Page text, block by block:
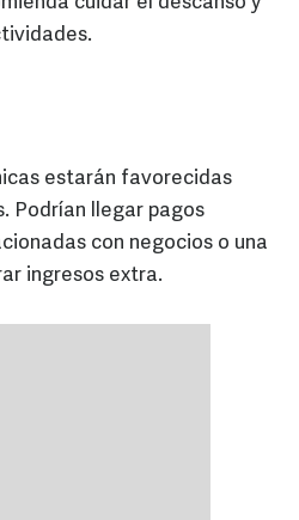
estarán favorecidas
Podrían llegar pagos
con negocios o una
ingresos extra.